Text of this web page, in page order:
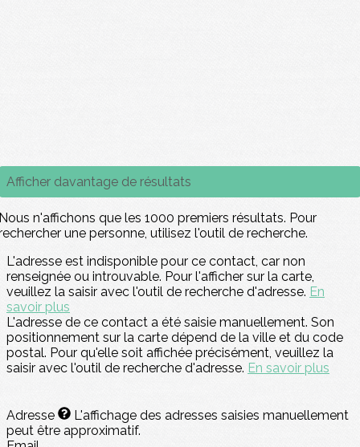
Afficher davantage de résultats
n'affichons que les 1000 premiers résultats. Pour
une personne, utilisez l'outil de recherche.
L'adresse est indisponible pour ce contact, car non
renseignée ou introuvable. Pour l'afficher sur la carte,
veuillez la saisir avec l'outil de recherche d'adresse. En
savoir plus
L'adresse de ce contact a été saisie manuellement. Son
positionnement sur la carte dépend de la ville et du code
postal. Pour qu'elle soit affichée précisément, veuillez la
saisir avec l'outil de recherche d'adresse. En savoir plus
Adresse
L'affichage des adresses saisies manuellement
peut être approximatif.